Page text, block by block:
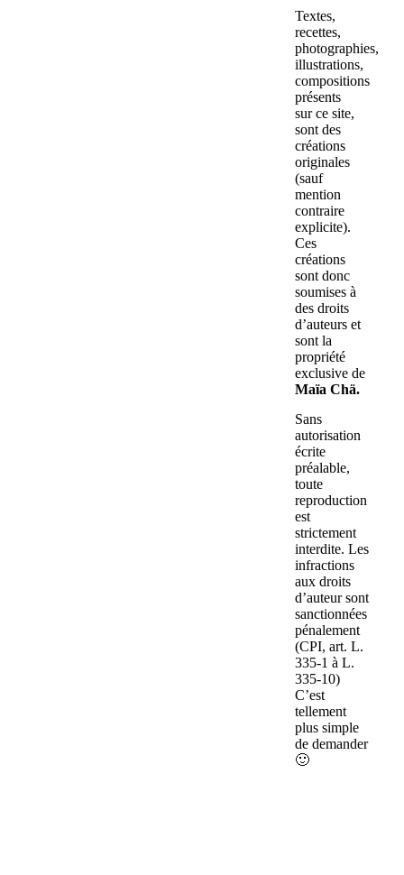
Textes,
recettes,
photographies,
illustrations,
compositions
présents
sur ce site,
sont des
créations
originales
(sauf
mention
contraire
explicite).
Ces
créations
sont donc
soumises à
des droits
d’auteurs et
sont la
propriété
exclusive de
Maïa Chä.
Sans
autorisation
écrite
préalable,
toute
reproduction
est
strictement
interdite. Les
infractions
aux droits
d’auteur sont
sanctionnées
pénalement
(CPI, art. L.
335-1 à L.
335-10)
C’est
tellement
plus simple
de demander
🙂